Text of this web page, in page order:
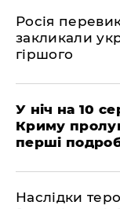
Росія
закликали
гіршого
У ніч на 10
Криму
перші
Наслідки